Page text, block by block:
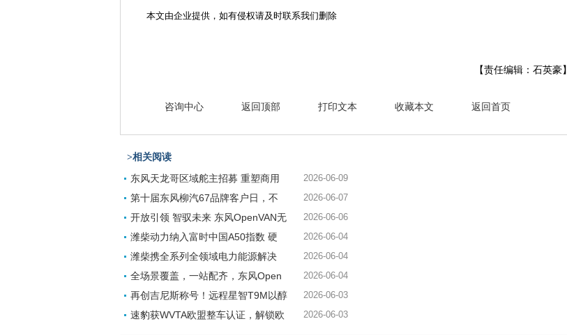
本文由企业提供，如有侵权请及时联系我们删除
【责任编辑：石英豪】
咨询中心 返回顶部 打印文本 收藏本文 返回首页
>相关阅读
东风天龙哥区域舵主招募 重塑商用 2026-06-09
第十届东风柳汽67品牌客户日，不 2026-06-07
开放引领 智驭未来 东风OpenVAN无 2026-06-06
潍柴动力纳入富时中国A50指数 硬 2026-06-04
潍柴携全系列全领域电力能源解决 2026-06-04
全场景覆盖，一站配齐，东风Open 2026-06-04
再创吉尼斯称号！远程星智T9M以醇 2026-06-03
速豹获WVTA欧盟整车认证，解锁欧 2026-06-03